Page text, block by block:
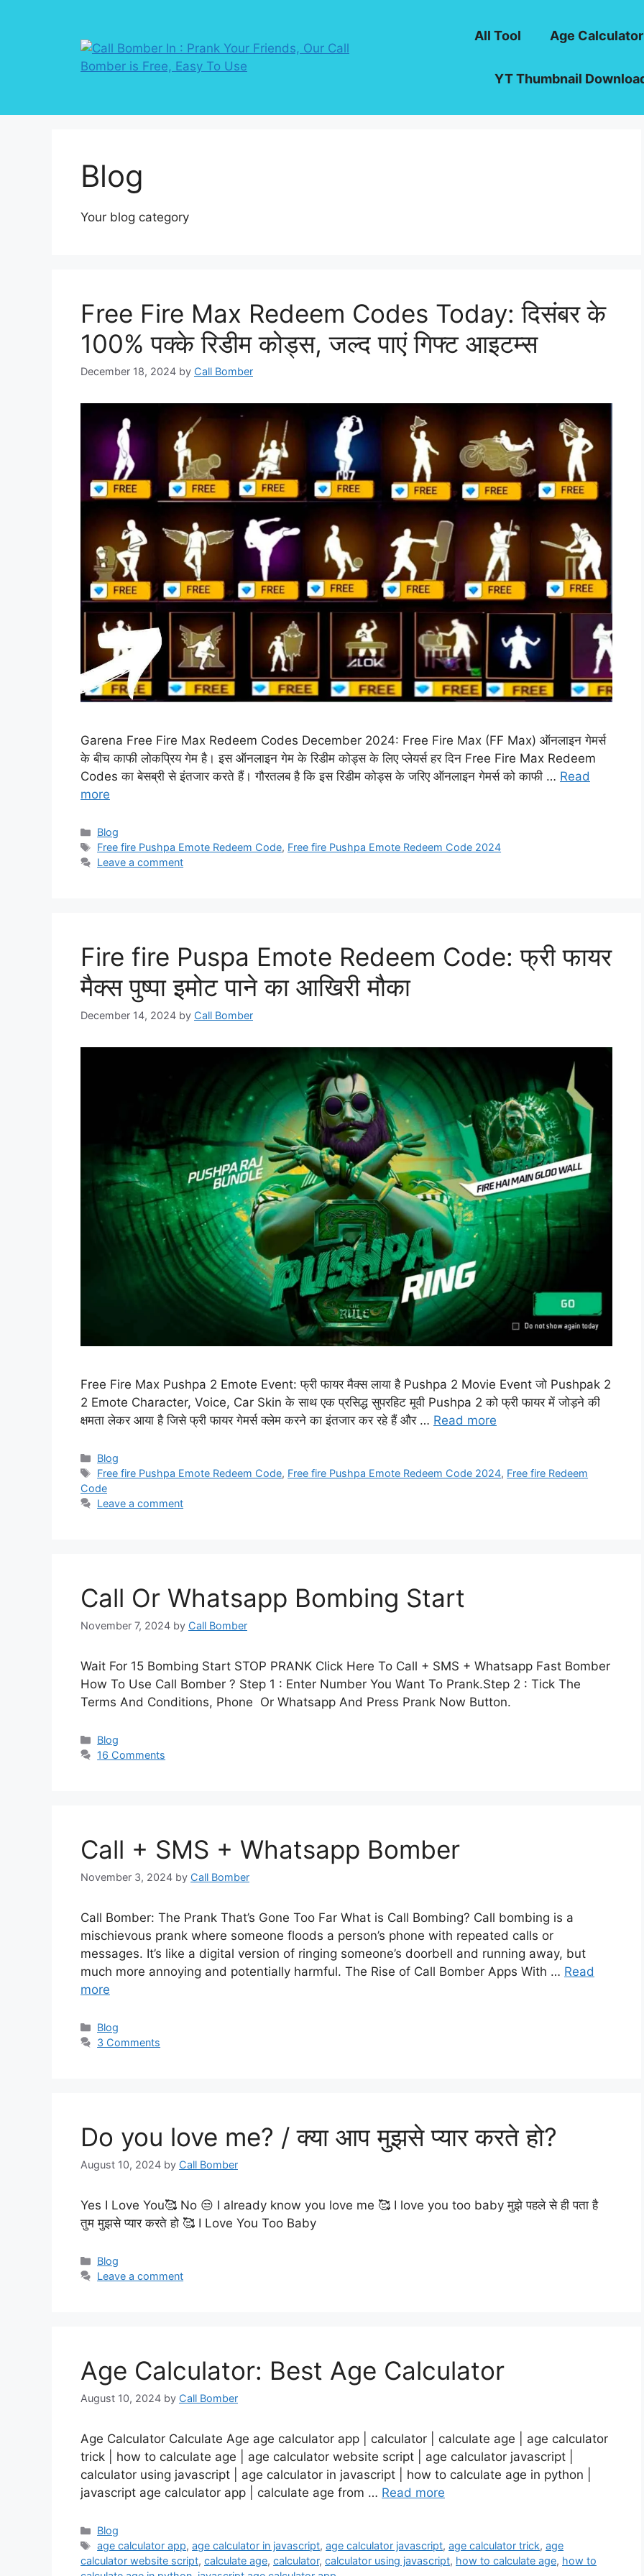
All Tool Age Calculator
YT Thumbnail
Blog
Your blog category
Free Fire Max Redeem Codes Today: दिसंबर के
100% पक्के रिडीम कोड्स, जल्द पाएं गिफ्ट आइटम्स
December 18, 2024 by Call Bomber
Garena Free Fire Max Redeem Codes December 2024: Free Fire Max (FF Max) ऑनलाइन गेमर्स
के बीच काफी लोकप्रिय गेम है। इस ऑनलाइन गेम के रिडीम कोड्स के लिए प्लेयर्स हर दिन Free Fire Max Redeem
Codes का बेसब्री से इंतजार करते हैं। गौरतलब है कि इस रिडीम कोड्स के जरिए ऑनलाइन गेमर्स को काफी … Read
more
Categories
Blog
Tags
Free fire Pushpa Emote Redeem Code, Free fire Pushpa Emote Redeem Code 2024
Leave a comment
Fire fire Puspa Emote Redeem Code: फ्री फायर
मैक्स पुष्पा इमोट पाने का आखिरी मौका
December 14, 2024 by Call Bomber
Free Fire Max Pushpa 2 Emote Event: फ्री फायर मैक्स लाया है Pushpa 2 Movie Event जो Pushpak 2
2 Emote Character, Voice, Car Skin के साथ एक प्रसिद्ध सुपरहिट मूवी Pushpa 2 को फ्री फायर में जोड़ने की
क्षमता लेकर आया है जिसे फ्री फायर गेमर्स क्लेम करने का इंतजार कर रहे हैं और … Read more
Categories
Blog
Tags
Free fire Pushpa Emote Redeem Code, Free fire Pushpa Emote Redeem Code 2024, Free fire Redeem
Code
Leave a comment
Call Or Whatsapp Bombing Start
November 7, 2024 by Call Bomber
Wait For 15 Bombing Start STOP PRANK Click Here To Call + SMS + Whatsapp Fast Bomber
How To Use Call Bomber ? Step 1 : Enter Number You Want To Prank.Step 2 : Tick The
Terms And Conditions, Phone Or Whatsapp And Press Prank Now Button.
Categories
Blog
16 Comments
Call + SMS + Whatsapp Bomber
November 3, 2024 by Call Bomber
Call Bomber: The Prank That’s Gone Too Far What is Call Bombing? Call bombing is a
mischievous prank where someone floods a person’s phone with repeated calls or
messages. It’s like a digital version of ringing someone’s doorbell and running away, but
much more annoying and potentially harmful. The Rise of Call Bomber Apps With … Read
more
Categories
Blog
3 Comments
Do you love me? / क्या आप मुझसे प्यार करते हो?
August 10, 2024 by Call Bomber
Yes I Love You🥰 No 😒 I already know you love me 🥰 I love you too baby मुझे पहले से ही पता है
तुम मुझसे प्यार करते हो 🥰 I Love You Too Baby
Categories
Blog
Leave a comment
Age Calculator: Best Age Calculator
August 10, 2024 by Call Bomber
Age Calculator Calculate Age age calculator app | calculator | calculate age | age calculator
trick | how to calculate age | age calculator website script | age calculator javascript |
calculator using javascript | age calculator in javascript | how to calculate age in python |
javascript age calculator app | calculate age from … Read more
Categories
Blog
Tags
age calculator app,age calculator in javascript,age calculator javascript,age calculator trick,age
calculator website script, calculate age, calculator, calculator using javascript, how to calculate age, how to